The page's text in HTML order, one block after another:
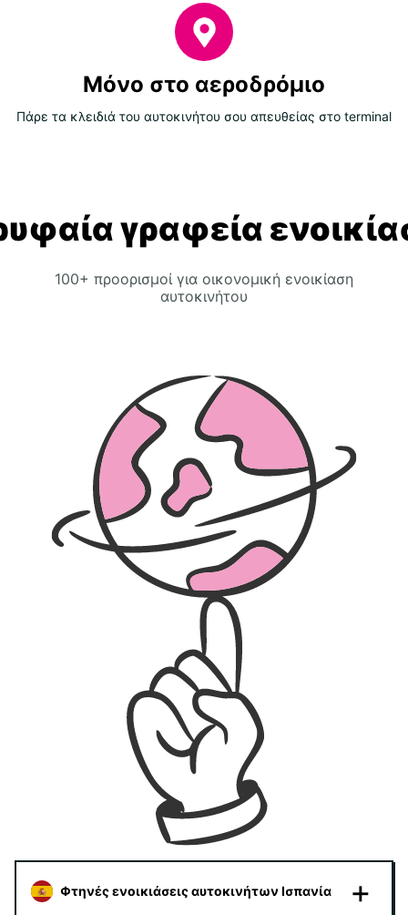
Μόνο στο αεροδρόμιο
Πάρε τα κλειδιά του αυτοκινήτου σου απευθείας στο terminal
γραφεία
100+ προορισμοί για οικονομική ενοικίαση
αυτοκινήτου
Φτηνές ενοικιάσεις αυτοκινήτων Ισπανία